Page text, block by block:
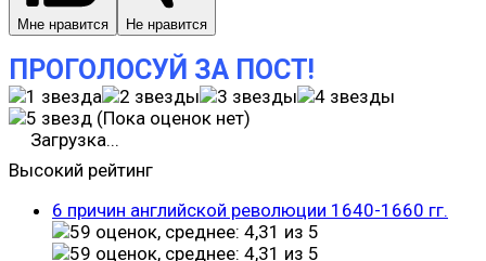
Мне нравится Не нравится
ПРОГОЛОСУЙ ЗА ПОСТ!
(Пока оценок нет)
Загрузка...
Высокий рейтинг
6 причин английской революции 1640-1660 гг.